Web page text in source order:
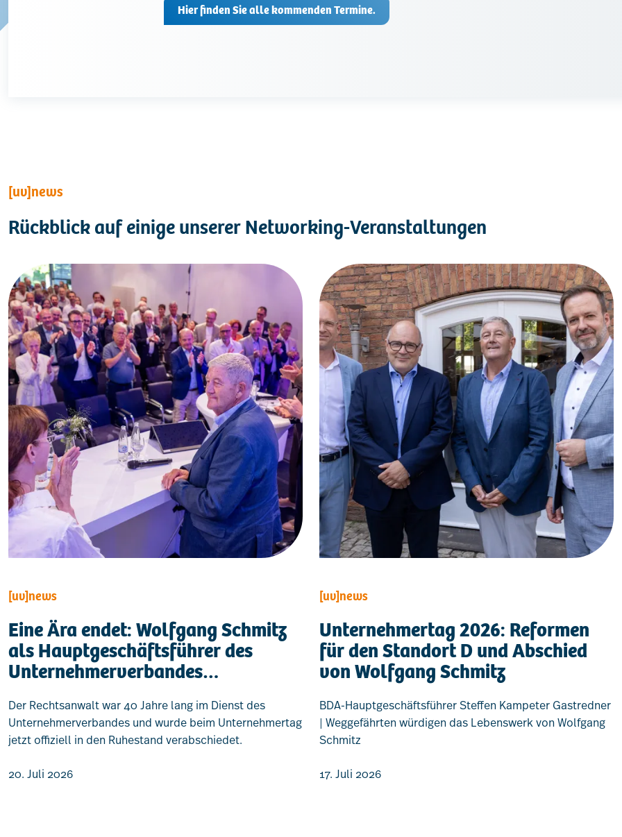
Hier finden Sie alle kommenden Termine.
[uv]news
Rückblick auf einige unserer Networking-Veranstaltungen
[uv]news
Eine Ära endet: Wolfgang Schmitz
als Hauptgeschäftsführer des
Unternehmerverbandes
Der Rechtsanwalt war 40 Jahre lang im Dienst des
Unternehmerverbandes und wurde beim Unternehmertag
jetzt offiziell in den Ruhestand verabschiedet.
20. Juli 2026
[uv]news
Unternehmertag 2026: Reformen
für den Standort D und Abschied
von Wolfgang Schmitz
BDA-Hauptgeschäftsführer Steffen Kampeter Gastredner
| Weggefährten würdigen das Lebenswerk von Wolfgang
Schmitz
17. Juli 2026